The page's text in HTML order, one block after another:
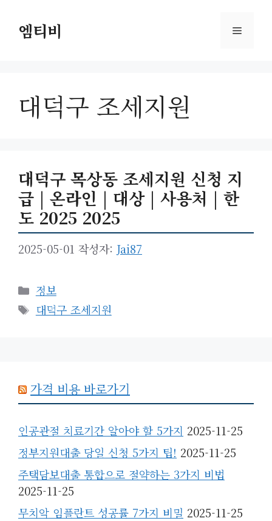
엠티비 메
대덕구 조세지원
대덕구 목상동 조세지원 신청 지
급 | 온라인 | 대상 | 사용처 | 한
도 2025 2025
2025-05-01 작성자: Jai87
카
테
고
정보
태
대덕구 조세지원
가격 비용 바로가기
인공관절 치료기간 알아야 할 5가지 2025-11-25
정부지원대출 당일 신청 5가지 팁! 2025-11-25
주택담보대출 통합으로 절약하는 3가지 비법
2025-11-25
무치악 임플란트 성공률 7가지 비밀 2025-11-25